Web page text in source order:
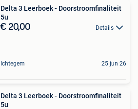
Delta 3 Leerboek - Doorstroomfinaliteit
5u
€ 20,00 Details
Ichtegem 25 jun 26
Delta 3 Leerboek - Doorstroomfinaliteit
5u